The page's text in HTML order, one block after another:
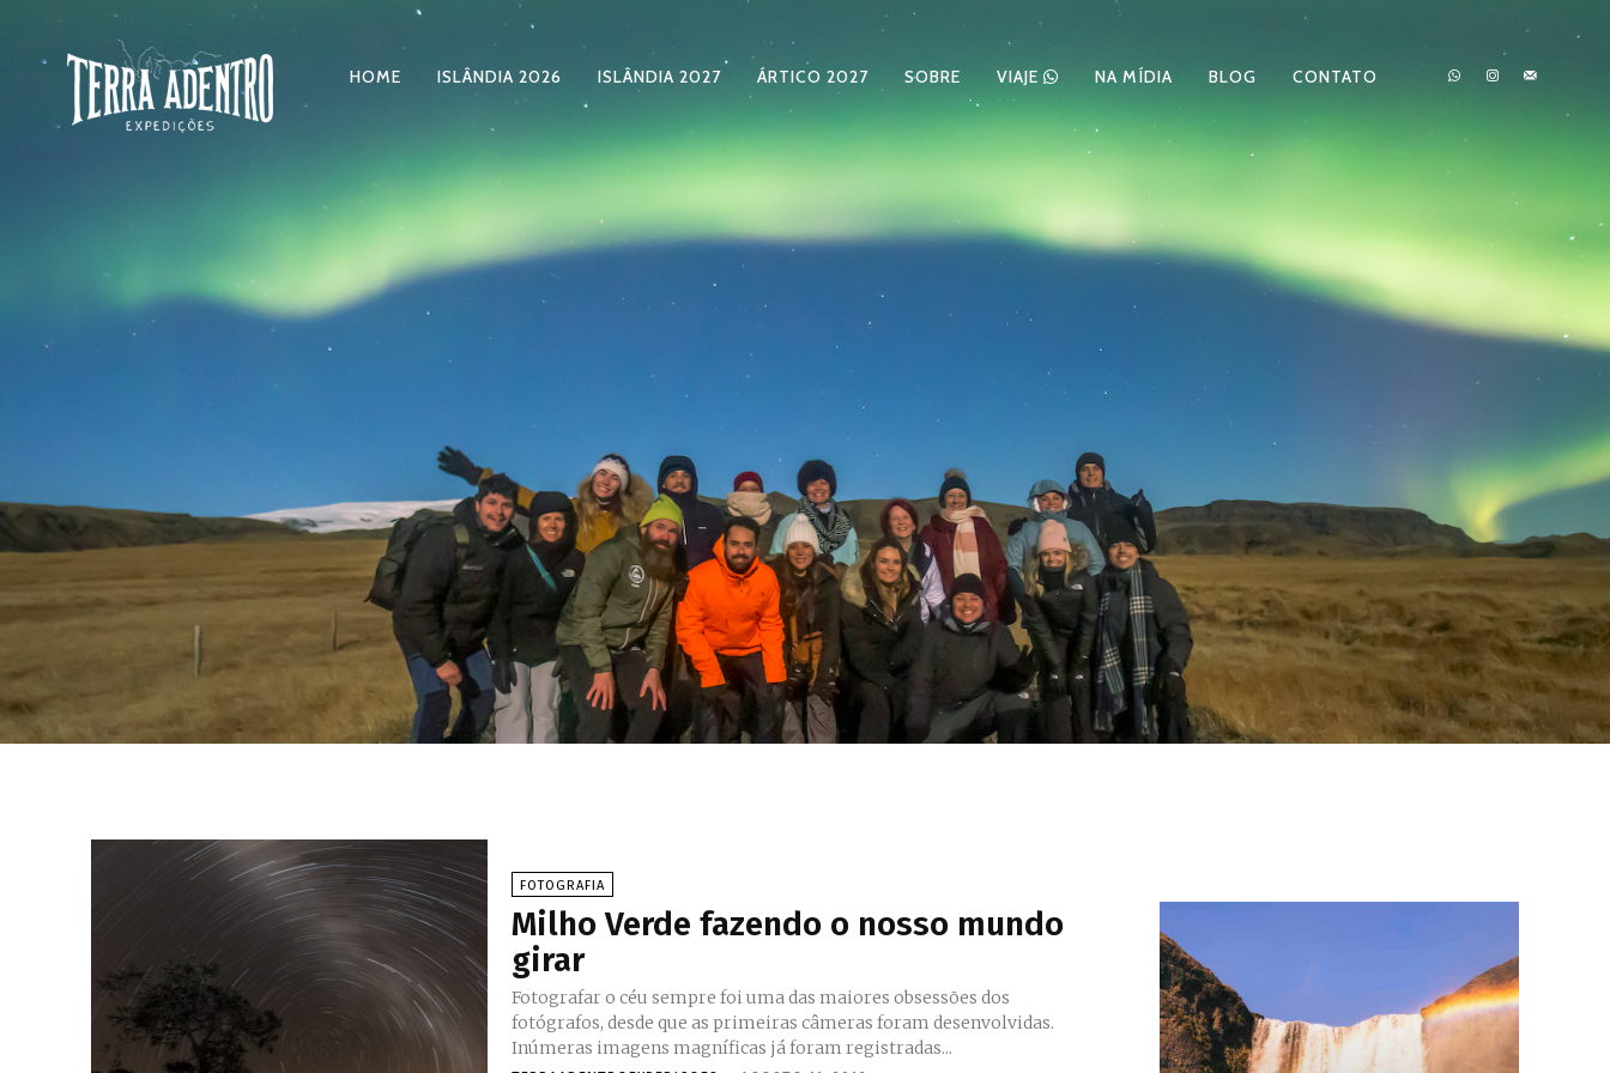
HOME ISLÂNDIA 2026 ISLÂNDIA 2027 ÁRTICO 2027 SOBRE VIAJE NA MÍDIA BLOG CONTATO
FOTOGRAFIA
Milho Verde fazendo o nosso mundo
girar
Fotografar o céu sempre foi uma das maiores obsessões dos
fotógrafos, desde que as primeiras câmeras foram desenvolvidas.
Inúmeras imagens magníficas já foram registradas...